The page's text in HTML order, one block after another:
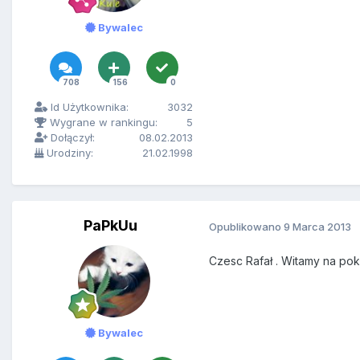
Bywalec
708 156 0
Id Użytkownika:
3032
Wygrane w rankingu:
5
Dołączył:
08.02.2013
Urodziny:
21.02.1998
PaPkUu
Bywalec
Opublikowano 9 Marca 2013
Czesc Rafał . Witamy na